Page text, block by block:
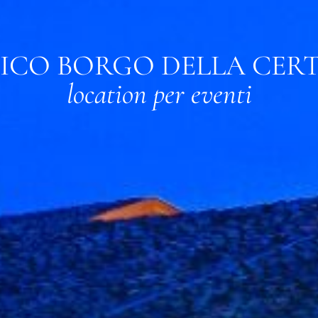
BORGO DELLA
location per eventi